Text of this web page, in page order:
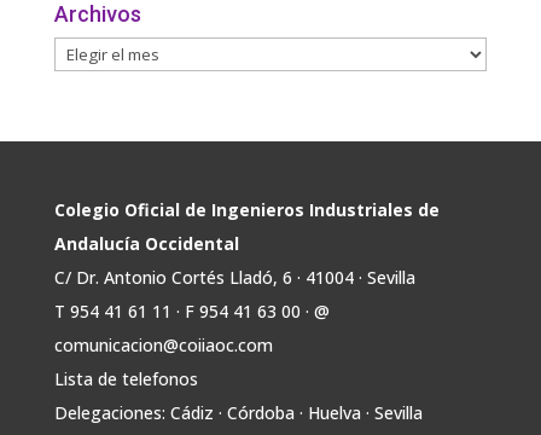
Twitter
📢ℹ️ El Gobierno acelera la electrificación
2030 para infraestructuras que permitan la
conexión de vivienda, industria y transporte
electrificado.
Estas medidas se encuentran en la dirección
Avata
COIIAOC @industrialesand · 29 Jul
Archivos
Colegio Oficial de Ingenieros Industriales de
Andalucía Occidental
C/ Dr. Antonio Cortés Lladó, 6 · 41004 · Sevilla
T 954 41 61 11 · F 954 41 63 00 · @
comunicacion@coiiaoc.com
Lista de telefonos
Delegaciones: Cádiz · Córdoba · Huelva · Sevilla